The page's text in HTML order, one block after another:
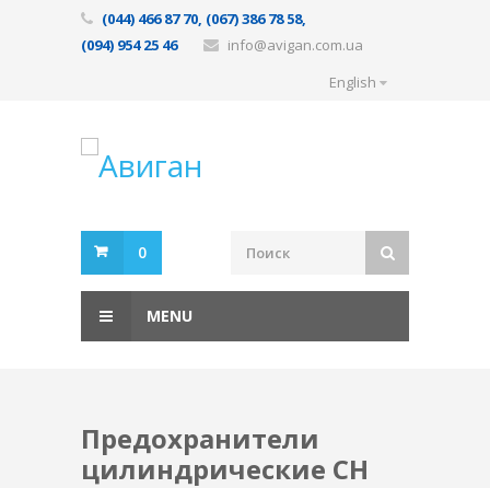
(044) 466 87 70, (067) 386 78 58,
(094) 954 25 46
info@avigan.com.ua
English
0
MENU
Предохранители
цилиндрические CH